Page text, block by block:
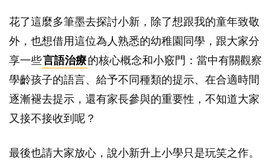
花了這麼多筆墨去探討小新，除了想跟我的童年致敬
外，也想借用這位為人熟悉的幼稚園同學，跟大家分
享一些言語治療的核心概念和小竅門：當中有關觀察
學齡孩子的語言、給予不同種類的提示、在合適時間
逐漸褪去提示，還有家長參與的重要性，不知道大家
又接不接收到呢？
最後也請大家放心，說小新升上小學只是玩笑之作。